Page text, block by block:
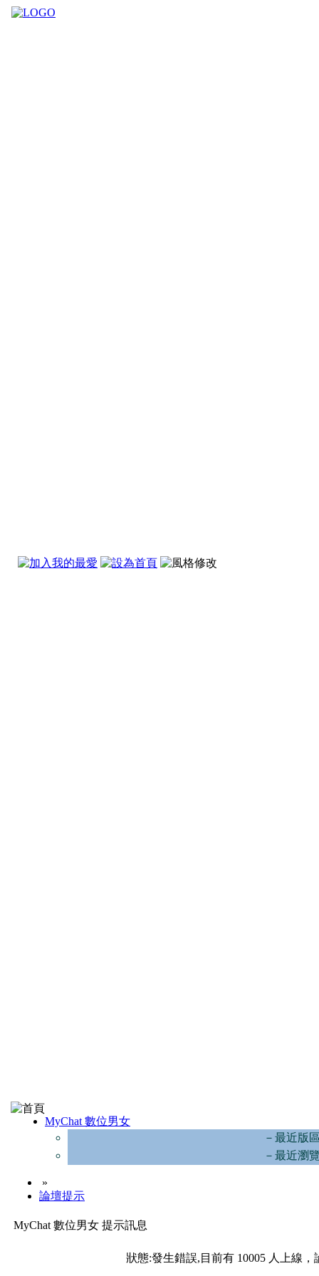
MyChat 數位男女
－最近版
－最近瀏
»
論壇提示
MyChat 數位男女 提示訊息
狀態:發生錯誤,目前有 10005 人上線